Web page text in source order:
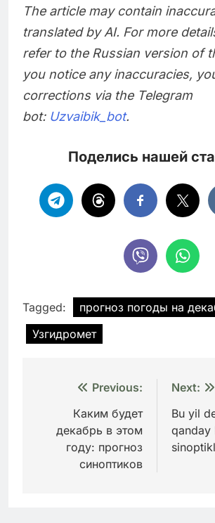
The article may contain
translated by AI. For more
refer to the Russian version of
you notice any inaccuracies,
corrections via the Telegram
bot: Uzvaibik_bot.
Поделись нашей
Tagged:
прогноз погоды на
Узгидромет
Навигация
записям
Previous:
Каким будет
декабрь в этом
году: прогноз
синоптиков
Next:
Bu yil
qanday